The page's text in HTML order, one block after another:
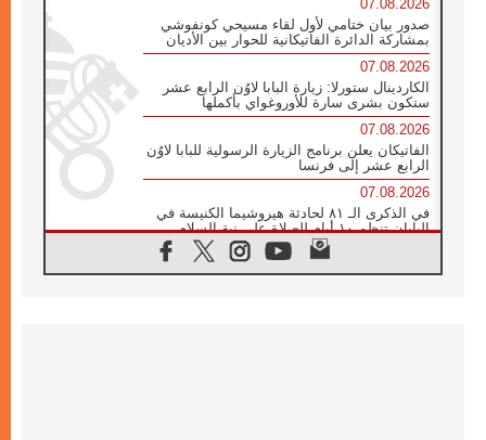
07.08.2026
صدور بيان ختامي لأول لقاء مسيحي كونفوشي
بمشاركة الدائرة الفاتيكانية للحوار بين الأديان
07.08.2026
الكاردينال ستورلا: زيارة البابا لاوُن الرابع عشر
ستكون بشرى سارة للأوروغواي بأكملها
07.08.2026
الفاتيكان يعلن برنامج الزيارة الرسولية للبابا لاوُن
الرابع عشر إلى فرنسا
07.08.2026
في الذكرى الـ ٨١ لحادثة هيروشيما الكنيسة في
اليابان تنظم ١٠ أيام للصلاة على نية السلام
الكنيسة في الأوروغواي: زيارة البابا ستعزز